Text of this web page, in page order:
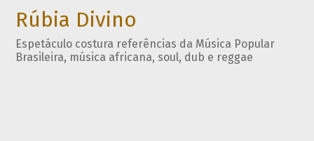
Rúbia Divino
Espetáculo costura referências da Música Popular
Brasileira, música africana, soul, dub e reggae